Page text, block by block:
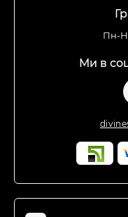
Пн-
Ми в